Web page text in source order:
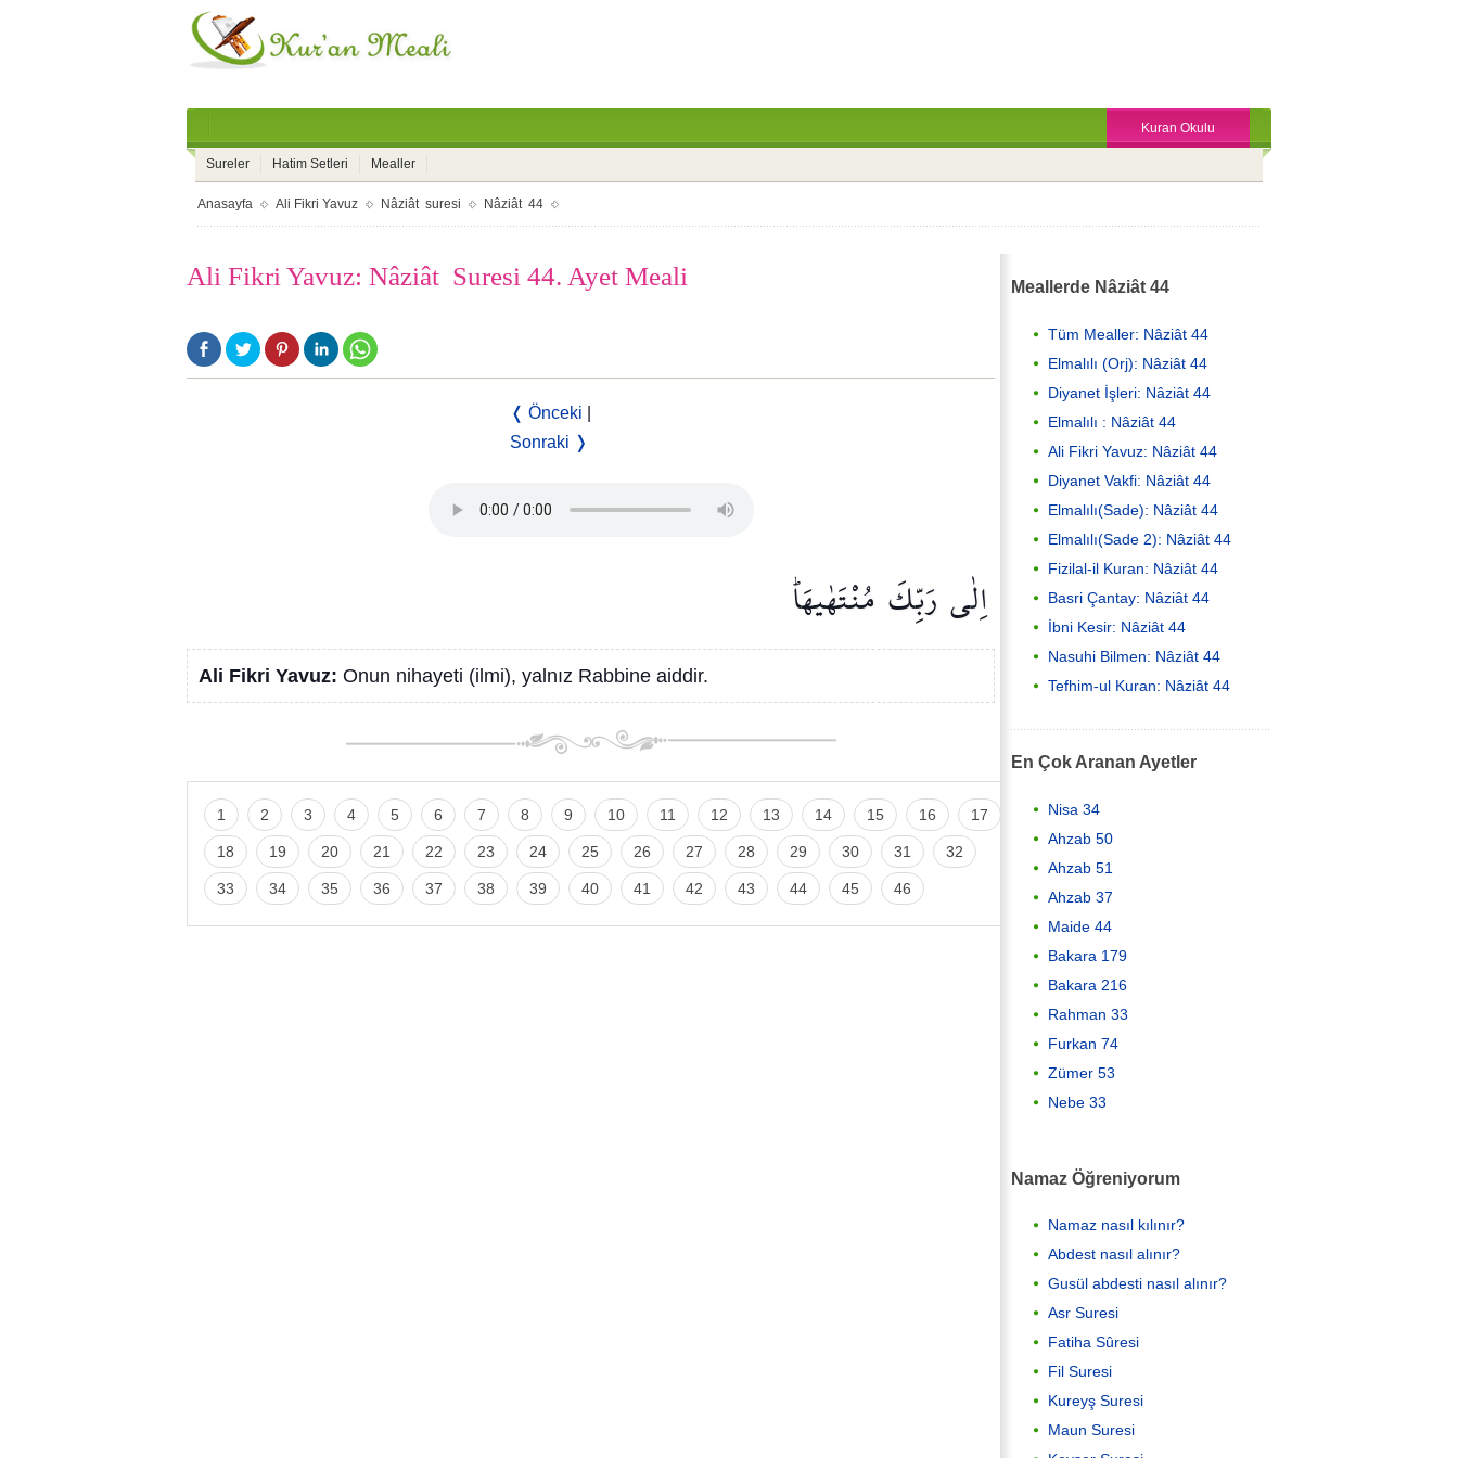
Kuran Okulu
Sureler Hatim Setleri Mealler
Anasayfa Ali Fikri Yavuz Nâziât suresi Nâziât 44
Ali Fikri Yavuz: Nâziât Suresi 44. Ayet Meali
❬ Önceki
Sonraki ❭
اِلٰى رَبِّكَ مُنْتَهٰيهَاۜ
Ali Fikri Yavuz: Onun nihayeti (ilmi), yalnız Rabbine aiddir.
1 2 3 4 5 6 7 8 9 10 11 12 13 14 15 16 17
18 19 20 21 22 23 24 25 26 27 28 29 30 31 32
33 34 35 36 37 38 39 40 41 42 43 44 45 46
Meallerde Nâziât 44
Tüm Mealler: Nâziât 44
Elmalılı (Orj): Nâziât 44
Diyanet İşleri: Nâziât 44
Elmalılı : Nâziât 44
Ali Fikri Yavuz: Nâziât 44
Diyanet Vakfi: Nâziât 44
Elmalılı(Sade): Nâziât 44
Elmalılı(Sade 2): Nâziât 44
Fizilal-il Kuran: Nâziât 44
Basri Çantay: Nâziât 44
İbni Kesir: Nâziât 44
Nasuhi Bilmen: Nâziât 44
Tefhim-ul Kuran: Nâziât 44
En Çok Aranan Ayetler
Nisa 34
Ahzab 50
Ahzab 51
Ahzab 37
Maide 44
Bakara 179
Bakara 216
Rahman 33
Furkan 74
Zümer 53
Nebe 33
Namaz Öğreniyorum
Namaz nasıl kılınır?
Abdest nasıl alınır?
Gusül abdesti nasıl alınır?
Asr Suresi
Fatiha Sûresi
Fil Suresi
Kureyş Suresi
Maun Suresi